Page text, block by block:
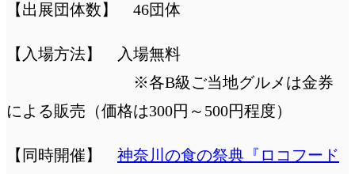
【出展団体数】 46団体
【入場方法】 入場無料
※各B級ご当地グルメは金券
による販売（価格は300円～500円程度）
【同時開催】 神奈川の食の祭典『ロコフード